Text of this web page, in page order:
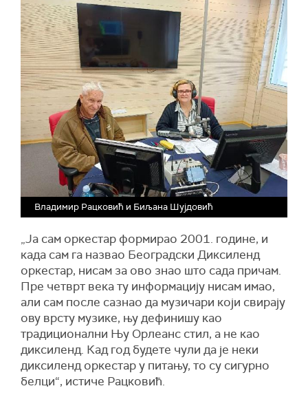
Владимир Рацковић и Биљана Шујдовић
„Ја сам оркестар формирао 2001. године, и
када сам га назвао Београдски Диксиленд
оркестар, нисам за ово знао што сада причам.
Пре четврт века ту информацију нисам имао,
али сам после сазнао да музичари који свирају
ову врсту музике, њу дефинишу као
традиционални Њу Орлеанс стил, а не као
диксиленд. Кад год будете чули да је неки
диксиленд оркестар у питању, то су сигурно
белци“, истиче Рацковић.